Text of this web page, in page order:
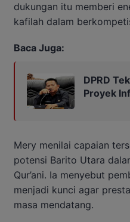
dukungan itu memberi
kafilah dalam
Baca Juga:
DPRD
Proyek
Mery menilai capaian
potensi Barito Utara
Qur’ani. Ia menyebut
menjadi kunci agar
masa mendatang.